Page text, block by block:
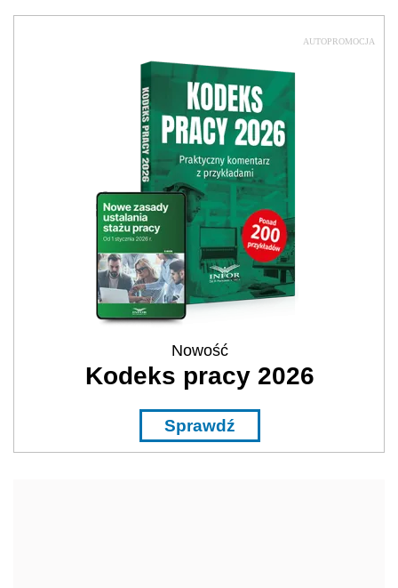
AUTOPROMOCJA
Nowość
Kodeks pracy 2026
Sprawdź